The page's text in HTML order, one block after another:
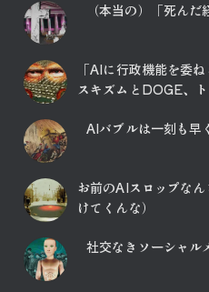
（本当の）「死ん
「AIに行政機能を委
スキズムとDOGE、
AIバブルは一刻も早
お前のAIスロップな
けてくんな）
社交なきソーシャル